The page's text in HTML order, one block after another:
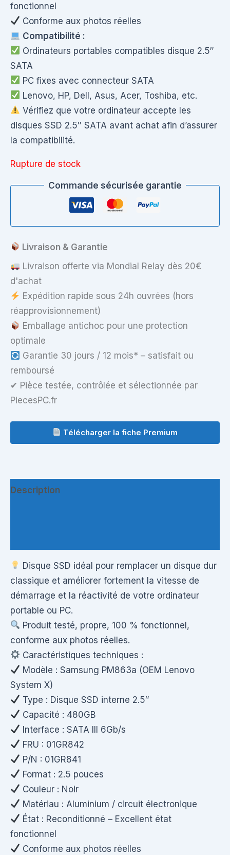
fonctionnel
Conforme aux photos réelles
Compatibilité :
Ordinateurs portables compatibles disque 2.5″
SATA
PC fixes avec connecteur SATA
Lenovo, HP, Dell, Asus, Acer, Toshiba, etc.
Vérifiez que votre ordinateur accepte les
disques SSD 2.5″ SATA avant achat afin d’assurer
la compatibilité.
Rupture de stock
Commande sécurisée garantie
Livraison & Garantie
Livraison offerte via Mondial Relay dès 20€
d'achat
Expédition rapide sous 24h ouvrées (hors
réapprovisionnement)
Emballage antichoc pour une protection
optimale
Garantie 30 jours / 12 mois* – satisfait ou
remboursé
✔ Pièce testée, contrôlée et sélectionnée par
PiecesPC.fr
Télécharger la fiche Premium
Description
Disque SSD idéal pour remplacer un disque dur
classique et améliorer fortement la vitesse de
démarrage et la réactivité de votre ordinateur
portable ou PC.
Produit testé, propre, 100 % fonctionnel,
conforme aux photos réelles.
Caractéristiques techniques :
Modèle : Samsung PM863a (OEM Lenovo
System X)
Type : Disque SSD interne 2.5″
Capacité : 480GB
Interface : SATA III 6Gb/s
FRU : 01GR842
P/N : 01GR841
Format : 2.5 pouces
Couleur : Noir
Matériau : Aluminium / circuit électronique
État : Reconditionné – Excellent état
fonctionnel
Conforme aux photos réelles